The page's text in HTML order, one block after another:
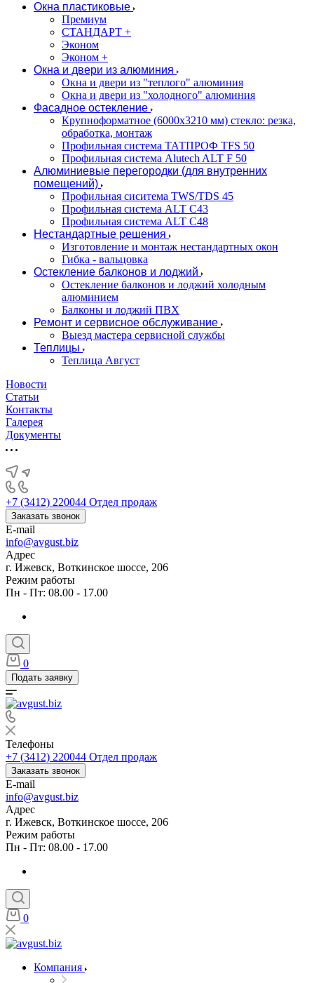
Окна пластиковые
Премиум
СТАНДАРТ +
Эконом
Эконом +
Окна и двери из алюминия
Окна и двери из "теплого" алюминия
Окна и двери из "холодного" алюминия
Фасадное остекление
Крупноформатное (6000x3210 мм) стекло: резка,
обработка, монтаж
Профильная система ТАТПРОФ TFS 50
Профильная система Alutech ALT F 50
Алюминиевые перегородки (для внутренних
помещений)
Профильная сиситема TWS/TDS 45
Профильная система ALT C43
Профильная система ALT C48
Нестандартные решения
Изготовление и монтаж нестандартных окон
Гибка - вальцовка
Остекление балконов и лоджий
Остекление балконов и лоджий холодным
алюминием
Балконы и лоджий ПВХ
Ремонт и сервисное обслуживание
Выезд мастера сервисной службы
Теплицы
Теплица Август
Новости
Статьи
Контакты
Галерея
Документы
+7 (3412) 220044 Отдел продаж
Заказать звонок
E-mail
info@avgust.biz
Адрес
г. Ижевск, Воткинское шоссе, 206
Режим работы
Пн - Пт: 08.00 - 17.00
0
Подать заявку
Телефоны
+7 (3412) 220044 Отдел продаж
Заказать звонок
E-mail
info@avgust.biz
Адрес
г. Ижевск, Воткинское шоссе, 206
Режим работы
Пн - Пт: 08.00 - 17.00
0
Компания